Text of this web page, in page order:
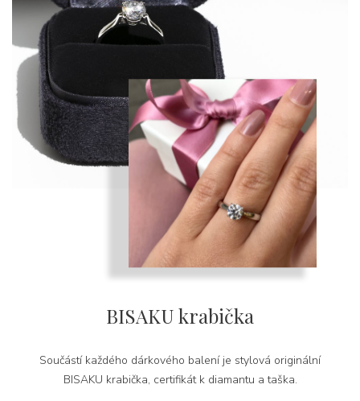
BISAKU krabička
Součástí každého dárkového balení je stylová originální
BISAKU krabička, certifikát k diamantu a taška.